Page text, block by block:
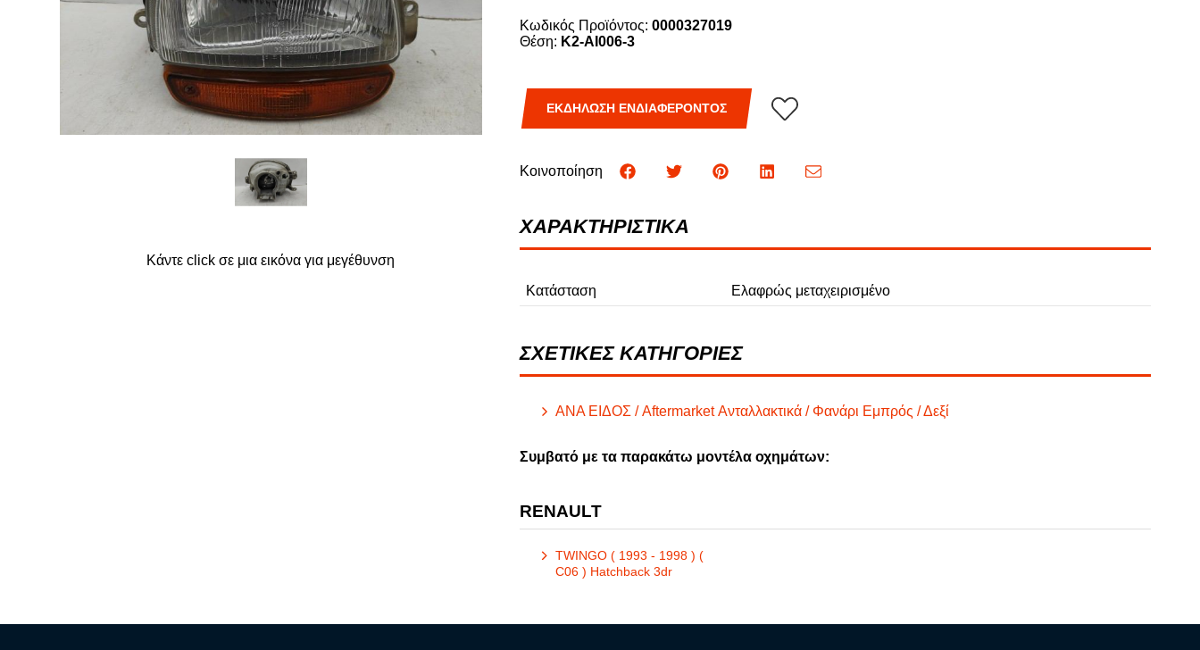
LEXUS RENAULT Δ
Φ
ΦΟΡΤΗΓΑ
Κάντε click σε μια εικόνα για μεγέθυνση
Κωδικός Προϊόντος: 0000327019
Θέση: K2-AI006-3
ΕΚΔΗΛΩΣΗ ΕΝΔΙΑΦΕΡΟΝΤΟΣ
Κοινοποίηση
ΧΑΡΑΚΤΗΡΙΣΤΙΚΑ
Κατάσταση Ελαφρώς μεταχειρισμένο
ΣΧΕΤΙΚΕΣ ΚΑΤΗΓΟΡΙΕΣ
ΑΝΑ ΕΙΔΟΣ / Aftermarket Ανταλλακτικά / Φανάρι Εμπρός / Δεξί
Συμβατό με τα παρακάτω μοντέλα οχημάτων:
RENAULT
TWINGO ( 1993 - 1998 ) (
C06 ) Hatchback 3dr